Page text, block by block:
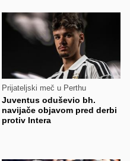
Prijateljski meč u Perthu
Juventus oduševio bh.
navijače objavom pred derbi
protiv Intera